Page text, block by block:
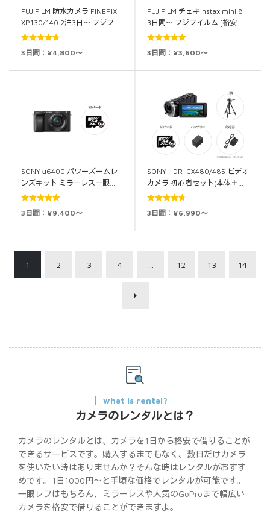
FUJIFILM 防水カメラ FINEPIX
XP130/140 2泊3日～ フジフ…
5段階中
3日間：¥4,800～
FUJIFILM チェキinstax mini 8+
3日間～ フジフイルム [格安…
5段階中
3日間：¥3,600～
SONY α6400 パワーズームレ
ンズキット ミラーレス一眼…
5段階中
3日間：¥9,400～
SONY HDR-CX480/485 ビデオ
カメラ 初心者セット(本体＋…
5段階中
3日間：¥6,990～
1 2 3 4 12 13 14
what is rental?
カメラのレンタルとは？
カメラのレンタルとは、カメラを1日から格安で借りることが
できるサービスです。購入するまでもなく、数日だけカメラ
を使いたい時はありませんか？そんな時はレンタルがおすす
めです。1日1000円〜と手頃な価格でレンタルが可能です。
一眼レフはもちろん、ミラーレスや人気のGoProまで幅広い
カメラを格安で借りることができますよ。